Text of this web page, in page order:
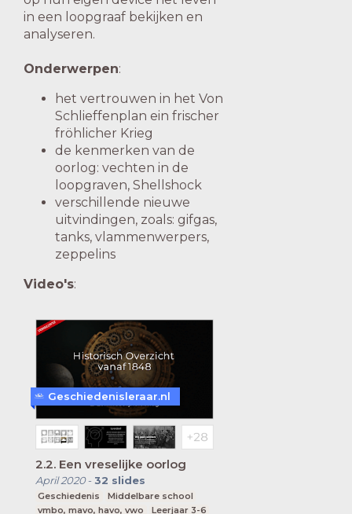
in een loopgraaf bekijken en
analyseren.
Onderwerpen:
het vertrouwen in het Von
Schlieffenplan ein frischer
fröhlicher Krieg
de kenmerken van de
oorlog: vechten in de
loopgraven, Shellshock
verschillende nieuwe
uitvindingen, zoals: gifgas,
tanks, vlammenwerpers,
zeppelins
Video's:
2.2. Een vreselijke oorlog
April 2020- 32 slides
Geschiedenis
Middelbare school
vmbo, mavo, havo, vwo
Leerjaar 3-6
Geschiedenisleraar.nl